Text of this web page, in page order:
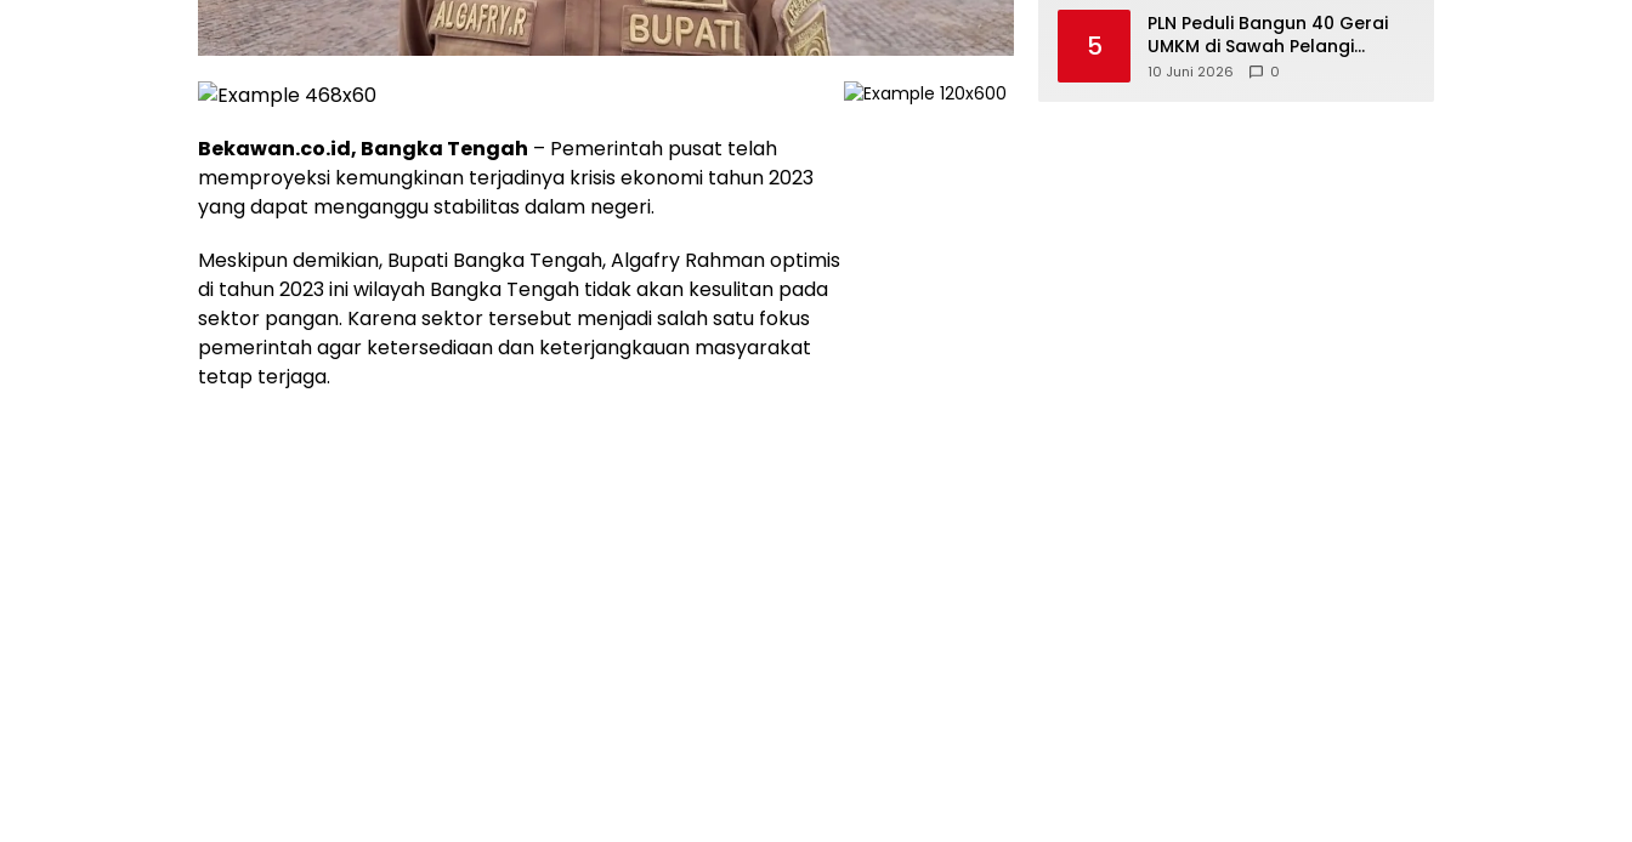
Bekawan.co.id, Bangka Tengah – Pemerintah pusat telah
memproyeksi kemungkinan terjadinya krisis ekonomi tahun 2023
yang dapat menganggu stabilitas dalam negeri.
Meskipun demikian, Bupati Bangka Tengah, Algafry Rahman optimis
di tahun 2023 ini wilayah Bangka Tengah tidak akan kesulitan pada
sektor pangan. Karena sektor tersebut menjadi salah satu fokus
pemerintah agar ketersediaan dan keterjangkauan masyarakat
tetap terjaga.
5
‎PLN Peduli Bangun 40 Gerai
UMKM di Sawah Pelangi
Namang, Dorong
10 Juni 2026 0